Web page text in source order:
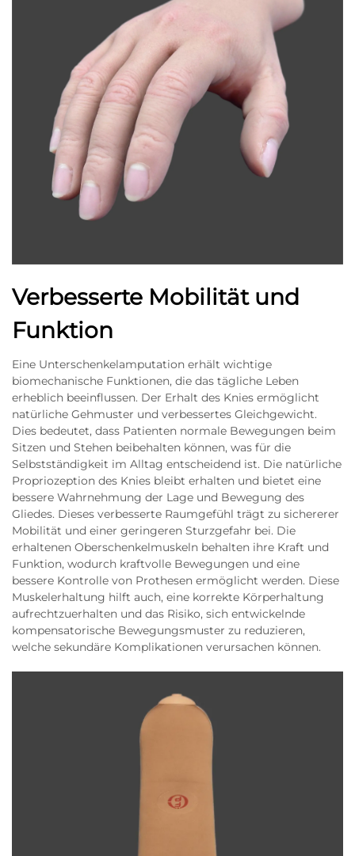
Verbesserte Mobilität und
Funktion
Eine Unterschenkelamputation erhält wichtige
biomechanische Funktionen, die das tägliche Leben
erheblich beeinflussen. Der Erhalt des Knies ermöglicht
natürliche Gehmuster und verbessertes Gleichgewicht.
Dies bedeutet, dass Patienten normale Bewegungen beim
Sitzen und Stehen beibehalten können, was für die
Selbstständigkeit im Alltag entscheidend ist. Die natürliche
Propriozeption des Knies bleibt erhalten und bietet eine
bessere Wahrnehmung der Lage und Bewegung des
Gliedes. Dieses verbesserte Raumgefühl trägt zu sichererer
Mobilität und einer geringeren Sturzgefahr bei. Die
erhaltenen Oberschenkelmuskeln behalten ihre Kraft und
Funktion, wodurch kraftvolle Bewegungen und eine
bessere Kontrolle von Prothesen ermöglicht werden. Diese
Muskelerhaltung hilft auch, eine korrekte Körperhaltung
aufrechtzuerhalten und das Risiko, sich entwickelnde
kompensatorische Bewegungsmuster zu reduzieren,
welche sekundäre Komplikationen verursachen können.